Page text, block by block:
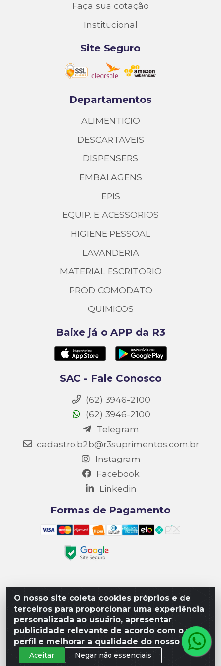
O nosso site coleta cookies próprios e de
terceiros para proporcionar uma experiência
personalizada ao usuário, apresentar
publicidade relevante de acordo com o seu
perfil e melhorar a qualidade do nosso site.
Aceitar Negar não essenciais
Faça sua cotação
Institucional
Site Seguro
Departamentos
ALIMENTICIO
DESCARTAVEIS
DISPENSERS
EMBALAGENS
EPIS
EQUIP. E ACESSORIOS
HIGIENE PESSOAL
LAVANDERIA
MATERIAL ESCRITORIO
PROD COMODATO
QUIMICOS
Baixe já o APP da R3
SAC - Fale Conosco
(62) 3946-2100
(62) 3946-2100
Telegram
cadastro.b2b@r3suprimentos.com.br
Instagram
Facebook
Linkedin
Formas de Pagamento
Matriz R3 Suprimentos - Rua 14, Polo Empresarial
Goiás – Etapa III, Quadra: 15; Lote 04, Aparecida de
Goiânia/GO, CEP 74985-182. - CNPJ
10.641.901/0001-16